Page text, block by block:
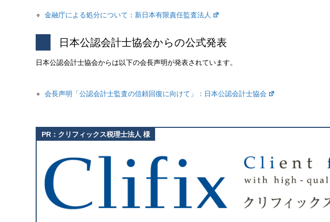
金融庁による処分について：新日本有限責任監査法人
日本公認会計士協会からの公式発表
日本公認会計士協会からは以下の会長声明が発表されています。
会長声明「公認会計士監査の信頼回復に向けて」：日本公認会計士協会